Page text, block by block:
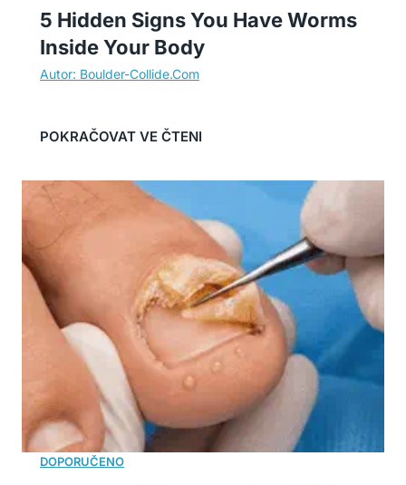
5 Hidden Signs You Have Worms
Inside Your Body